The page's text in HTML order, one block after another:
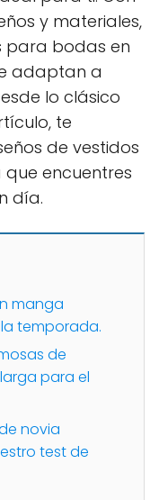
y materiales,
para bodas en
adaptan a
lo clásico
te
de vestidos
encuentres
día.
manga
temporada.
de
para el
novia
test de